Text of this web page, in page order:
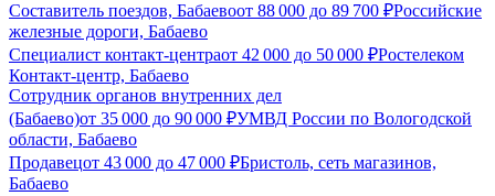
Составитель поездов, Бабаевоот 88 000 до 89 700 ₽Российские
железные дороги, Бабаево
Специалист контакт-центраот 42 000 до 50 000 ₽Ростелеком
Контакт-центр, Бабаево
Сотрудник органов внутренних дел
(Бабаево)от 35 000 до 90 000 ₽УМВД России по Вологодской
области, Бабаево
Продавецот 43 000 до 47 000 ₽Бристоль, сеть магазинов,
Бабаево